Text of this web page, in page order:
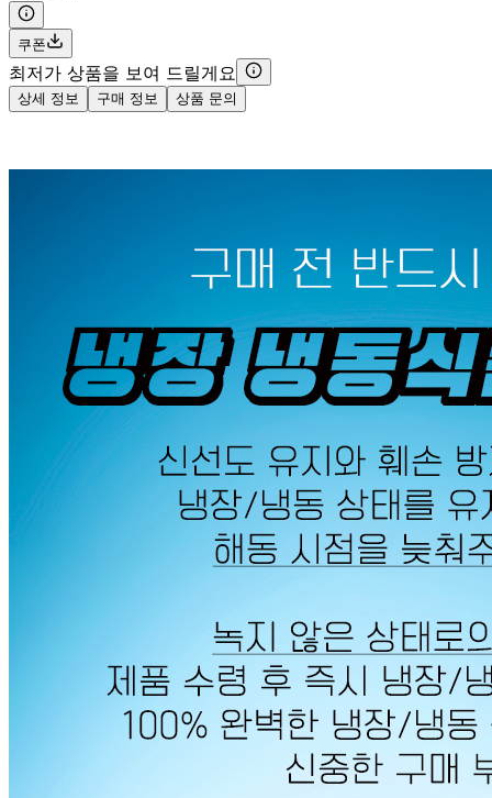
쿠폰
최저가 상품을 보여 드릴게요
상세 정보 구매 정보 상품 문의